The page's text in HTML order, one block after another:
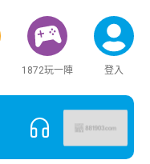
1872玩一陣 登入